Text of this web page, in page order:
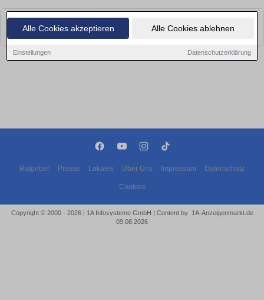
Alle Cookies akzeptieren Alle Cookies ablehnen
Einstellungen Datenschutzerklärung
Leider konnten wir derzeit keine passenden Objekte finden. Schauen Sie
bald wieder vorbei!
Ratgeber Presse Lokales Über Uns Impressum Datenschutz
Cookies
Copyright © 2000 - 2026 | 1A Infosysteme GmbH | Content by: 1A-Anzeigenmarkt.de
09.08.2026